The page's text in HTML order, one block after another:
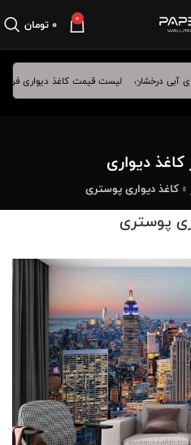
0 ۰تومان
لیست قیمت کاغذ دیواری فروردین ماه
دیواری
»کاغذ دیواری پوستری
پوستری